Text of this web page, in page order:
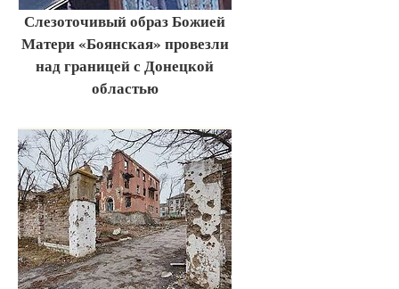
Слезоточивый образ Божией
Матери «Боянская» провезли
над границей с Донецкой
областью